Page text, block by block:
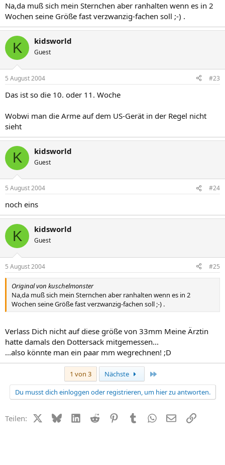
Na,da muß sich mein Sternchen aber ranhalten wenn es in 2
Wochen seine Größe fast verzwanzig-fachen soll ;-) .
K kidsworld
Guest
5 August 2004 #23
Das ist so die 10. oder 11. Woche
Wobwi man die Arme auf dem US-Gerät in der Regel nicht
sieht
K kidsworld
Guest
5 August 2004 #24
noch eins
K kidsworld
Guest
5 August 2004 #25
Original von kuschelmonster
Na,da muß sich mein Sternchen aber ranhalten wenn es in 2
Wochen seine Größe fast verzwanzig-fachen soll ;-) .
Verlass Dich nicht auf diese größe von 33mm Meine Ärztin
hatte damals den Dottersack mitgemessen...
...also könnte man ein paar mm wegrechnen! ;D
1 von 3 Nächste
Du musst dich einloggen oder registrieren, um hier zu antworten.
Teilen: X (Twitter)
BlueskyLinkedIn
Reddit PinterestTumblr WhatsApp
E-MailLink